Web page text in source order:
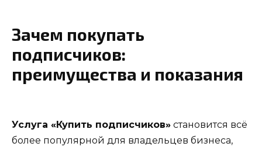
Зачем покупать
подписчиков:
преимущества и показания
Услуга «Купить подписчиков» становится всё
более популярной для владельцев бизнеса,